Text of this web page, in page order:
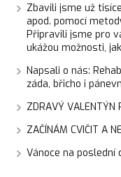
Zbavili jsme už
apod. pomocí
Připravili jsme pro
ukážou možnosti,
Napsali o nás:
záda, břicho i
ZDRAVÝ VALENTÝN
ZAČÍNÁM CVIČIT A
Vánoce na poslední